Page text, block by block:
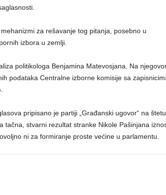
za rešavanje tog pitanja, posebno u
izbora u zemlji.
politikologa Benjamina Matevosjana. Na
podataka Centralne izborne komisije sa
pripisano je partiji „Građanski ugovor“ na štetu
tačna, stvarni rezultat stranke Nikole Pašinjana
ni za formiranje proste većine u parlamentu.